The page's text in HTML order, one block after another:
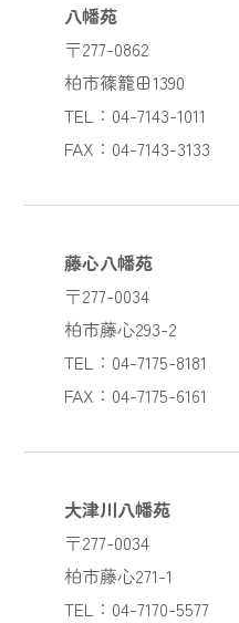
八幡苑
〒277-0862
柏市篠籠田1390
TEL：04-7143-1011
FAX：04-7143-3133
藤心八幡苑
〒277-0034
柏市藤心293-2
TEL：04-7175-8181
FAX：04-7175-6161
大津川八幡苑
〒277-0034
柏市藤心271-1
TEL：04-7170-5577